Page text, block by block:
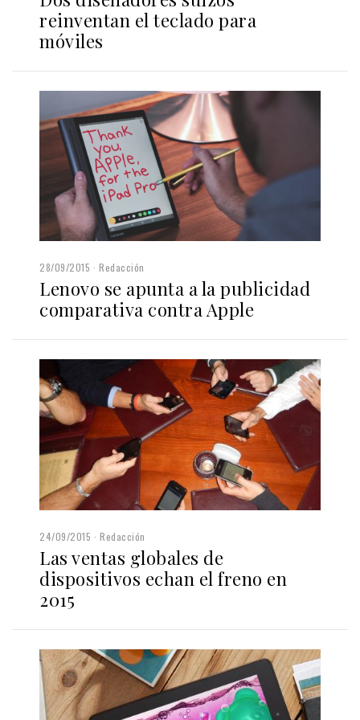
reinventan el teclado para
móviles
28/09/2015 Redacción
Lenovo se apunta a la publicidad
comparativa contra Apple
24/09/2015 Redacción
Las ventas globales de
dispositivos echan el freno en
2015